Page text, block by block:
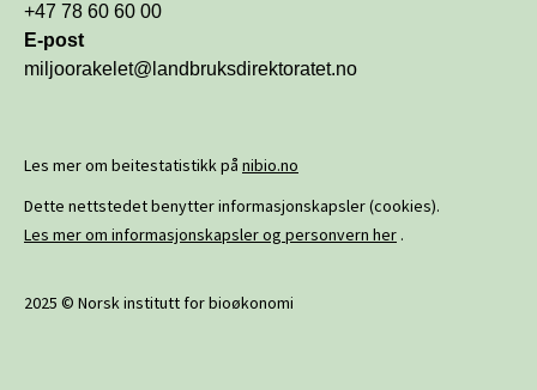
+47 78 60 60 00
E-post
miljoorakelet@landbruksdirektoratet.no
Les mer om beitestatistikk på nibio.no
Dette nettstedet benytter informasjonskapsler (cookies).
Les mer om informasjonskapsler og personvern her .
2025 © Norsk institutt for bioøkonomi